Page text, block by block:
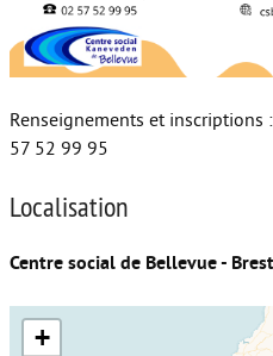
Renseignements et inscriptions
57 52 99 95
Localisation
Centre social de Bellevue - Brest
+